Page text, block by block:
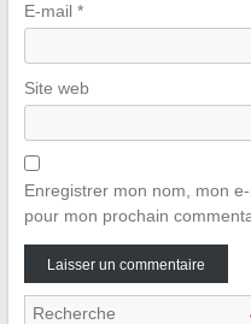
E-mail *
Site web
Enregistrer mon nom, mon
pour mon prochain